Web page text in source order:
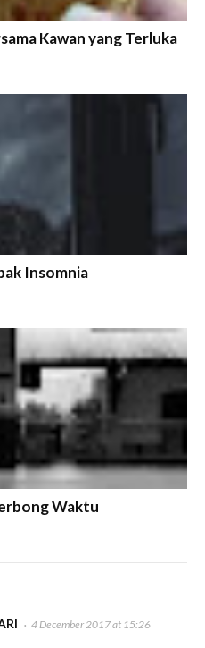
Kawan yang Terluka
Insomnia
Waktu
4 December 2017 at 15:26